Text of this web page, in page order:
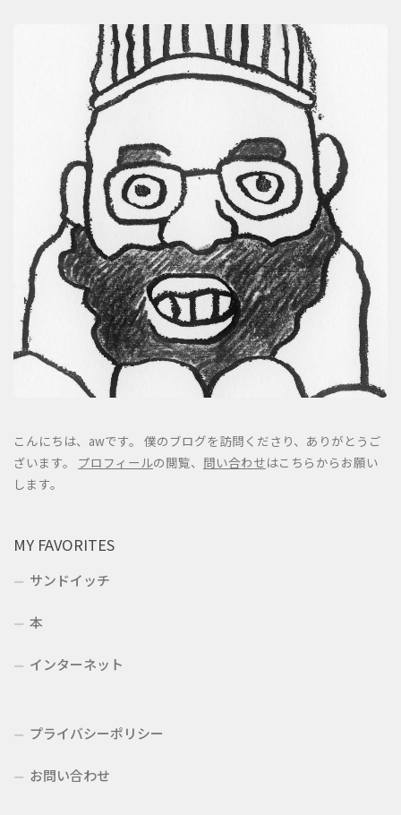
こんにちは、awです。 僕のブログを訪問くださり、ありがとうご
ざいます。 プロフィールの閲覧、 問い合わせはこちらからお願い
します。
MY FAVORITES
サンドイッチ
本
インターネット
プライバシーポリシー
お問い合わせ